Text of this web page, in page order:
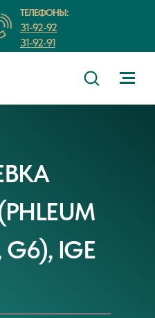
ТЕЛЕФОНЫ:
31-92-92
31-92-91
G6), IGE